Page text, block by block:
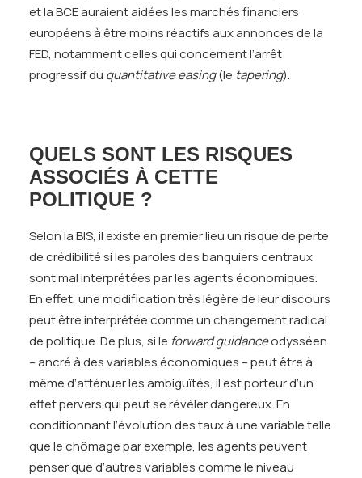
et la BCE auraient aidées les marchés financiers
européens à être moins réactifs aux annonces de la
FED, notamment celles qui concernent l’arrêt
progressif du quantitative easing(le tapering).
QUELS SONT LES RISQUES
ASSOCIÉS À CETTE
POLITIQUE ?
Selon la BIS, il existe en premier lieu un risque de perte
de crédibilité si les paroles des banquiers centraux
sont mal interprétées par les agents économiques.
En effet, une modification très légère de leur discours
peut être interprétée comme un changement radical
de politique. De plus, si le forward guidanceodysséen
– ancré à des variables économiques – peut être à
même d’atténuer les ambiguïtés, il est porteur d’un
effet pervers qui peut se révéler dangereux. En
conditionnant l’évolution des taux à une variable telle
que le chômage par exemple, les agents peuvent
penser que d’autres variables comme le niveau